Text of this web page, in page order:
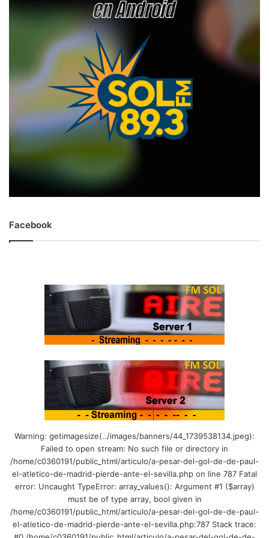
Facebook
Warning: getimagesize(../images/banners/44_1739538134.jpeg):
Failed to open stream: No such file or directory in
/home/c0360191/public_html/articulo/a-pesar-del-gol-de-de-paul-
el-atletico-de-madrid-pierde-ante-el-sevilla.php on line 787 Fatal
error: Uncaught TypeError: array_values(): Argument #1 ($array)
must be of type array, bool given in
/home/c0360191/public_html/articulo/a-pesar-del-gol-de-de-paul-
el-atletico-de-madrid-pierde-ante-el-sevilla.php:787 Stack trace: